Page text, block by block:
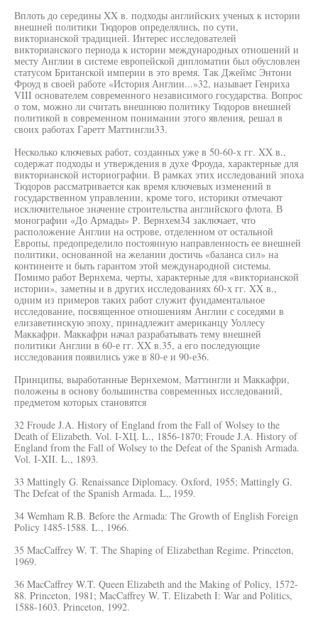
Вплоть до середины XX в. подходы английских ученых к истории
внешней политики Тюдоров определялись, по сути,
викторианской традицией. Интерес исследователей
викторианского периода к истории международных отношений и
месту Англии в системе европейской дипломатии был обусловлен
статусом Британской империи в это время. Так Джеймс Энтони
Фроуд в своей работе «История Англии...»32, называет Генриха
VIII основателем современного независимого государства. Вопрос
о том, можно ли считать внешнюю политику Тюдоров внешней
политикой в современном понимании этого явления, решал в
своих работах Гаретт Маттингли33.
Несколько ключевых работ, созданных уже в 50-60-х гг. XX в.,
содержат подходы и утверждения в духе Фроуда, характерные для
викторианской историографии. В рамках этих исследований эпоха
Тюдоров рассматривается как время ключевых изменений в
государственном управлении, кроме того, историки отмечают
исключительное значение строительства английского флота. В
монографии «До Армады» Р. Вернхем34 заключает, что
расположение Англии на острове, отделенном от остальной
Европы, предопределило постоянную направленность ее внешней
политики, основанной на желании достичь «баланса сил» на
континенте и быть гарантом этой международной системы.
Помимо работ Вернхема, черты, характерные для «викторианской
истории», заметны и в других исследованиях 60-х гг. XX в.,
одним из примеров таких работ служит фундаментальное
исследование, посвященное отношениям Англии с соседями в
елизаветинскую эпоху, принадлежит американцу Уоллесу
Маккафри. Маккафри начал разрабатывать тему внешней
политики Англии в 60-е гг. XX в.35, а его последующие
исследования появились уже в 80-е и 90-е36.
Принципы, выработанные Вернхемом, Маттингли и Маккафри,
положены в основу большинства современных исследований,
предметом которых становятся
32 Froude J.A. History of England from the Fall of Wolsey to the
Death of Elizabeth. Vol. I-ХЦ. L., 1856-1870; Froude J.A. History of
England from the Fall of Wolsey to the Defeat of the Spanish Armada.
Vol. I-XII. L., 1893.
33 Mattingly G. Renaissance Diplomacy. Oxford, 1955; Mattingly G.
The Defeat of the Spanish Armada. L„ 1959.
34 Wemham R.B. Before the Armada: The Growth of English Foreign
Policy 1485-1588. L., 1966.
35 MacCaffrey W. T. The Shaping of Elizabethan Regime. Princeton,
1969.
36 MacCaffrey W.T. Queen Elizabeth and the Making of Policy, 1572-
88. Princeton, 1981; MacCaffrey W. T. Elizabeth I: War and Politics,
1588-1603. Princeton, 1992.